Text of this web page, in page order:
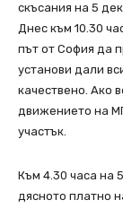
скъсания на 5
Днес към 10.30
път от София да
установи дали
качествено. Ако
движението на
участък.
Към 4.30 часа на
дясното платно